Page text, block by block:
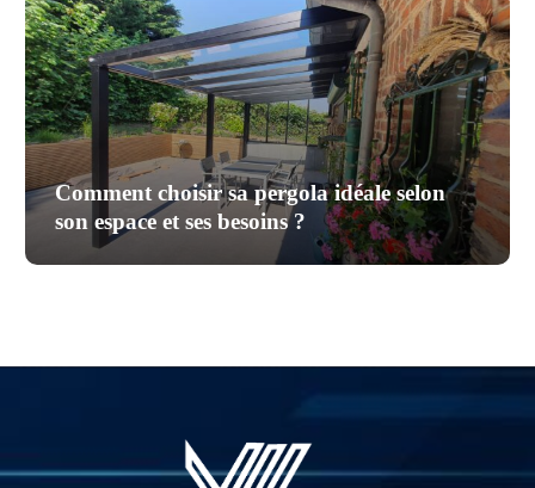
Comment choisir sa pergola idéale selon
son espace et ses besoins ?